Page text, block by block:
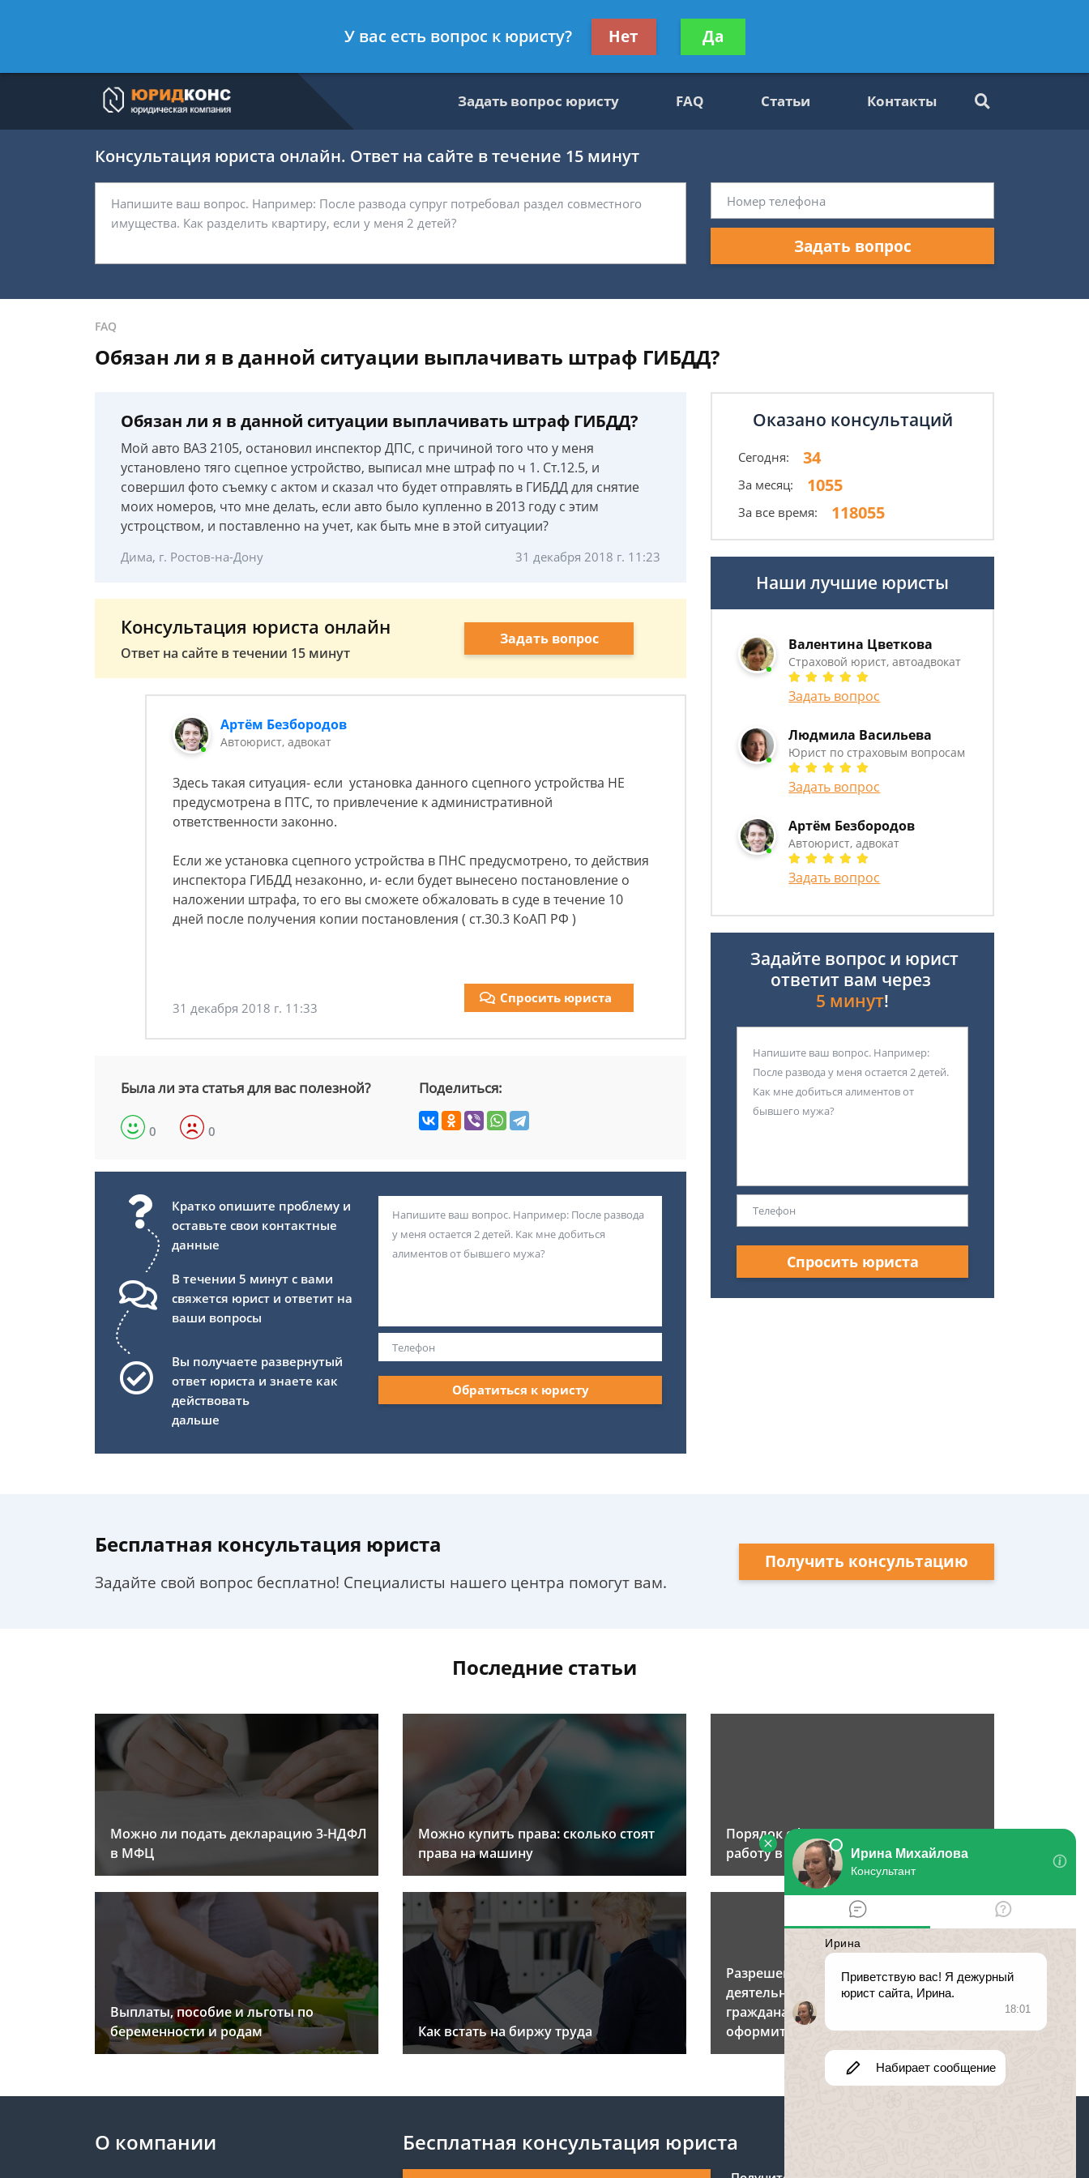
- Автоюрист, адвокат
Получите консультацию
бесплатно
Задать вопрос юристу FAQ Статьи Контакты
Консультация юриста онлайн. Ответ на сайте в течение 15 минут
Задать вопрос
FAQ
Обязан ли я в данной ситуации выплачивать штраф ГИБДД?
Обязан ли я в данной ситуации выплачивать штраф ГИБДД?
Мой авто ВАЗ 2105, остановил инспектор ДПС, с причиной того что у меня
установлено тяго сцепное устройство, выписал мне штраф по ч 1. Ст.12.5, и
совершил фото съемку с актом и сказал что будет отправлять в ГИБДД для снятие
моих номеров, что мне делать, если авто было купленно в 2013 году с этим
устроцством, и поставленно на учет, как быть мне в этой ситуации?
Дима, г. Ростов-на-Дону 31 декабря 2018 г. 11:23
Консультация юриста онлайн
Ответ на сайте в течении 15 минут
Задать вопрос
Артём Безбородов
Автоюрист, адвокат
Здесь такая ситуация- если установка данного сцепного устройства НЕ
предусмотрена в ПТС, то привлечение к административной
ответственности законно.
Если же установка сцепного устройства в ПНС предусмотрено, то действия
инспектора ГИБДД незаконно, и- если будет вынесено постановление о
наложении штрафа, то его вы сможете обжаловать в суде в течение 10
дней после получения копии постановления ( ст.30.3 КоАП РФ )
31 декабря 2018 г. 11:33
Спросить юриста
Была ли эта статья для вас полезной?
0 0
Поделиться:
Кратко опишите проблему и
оставьте свои контактные
данные
В течении 5 минут с вами
свяжется юрист и ответит на
ваши вопросы
Вы получаете развернутый
ответ юриста и знаете как
действовать
дальше
Обратиться к юристу
Оказано консультаций
Сегодня: 34
За месяц: 1055
За все время: 118055
Наши лучшие юристы
Валентина Цветкова
Страховой юрист, автоадвокат
Задать вопрос
Людмила Васильева
Юрист по страховым вопросам
Задать вопрос
Артём Безбородов
Автоюрист, адвокат
Задать вопрос
Задайте вопрос и юрист
ответит вам через
5 минут!
Спросить юриста
Бесплатная консультация юриста
Задайте свой вопрос бесплатно! Специалисты нашего центра помогут вам.
Получить консультацию
Последние статьи
Можно ли подать декларацию 3-НДФЛ
в МФЦ
Можно купить права: сколько стоят
права на машину
Порядок оформления приема на
работу в России
Выплаты, пособие и льготы по
беременности и родам
Как встать на биржу труда
Разрешение на трудовую
деятельность иностранным
гражданам: как получить, где
оформить?
О компании Бесплатная консультация юриста
У вас есть вопрос к юристу? Нет Да